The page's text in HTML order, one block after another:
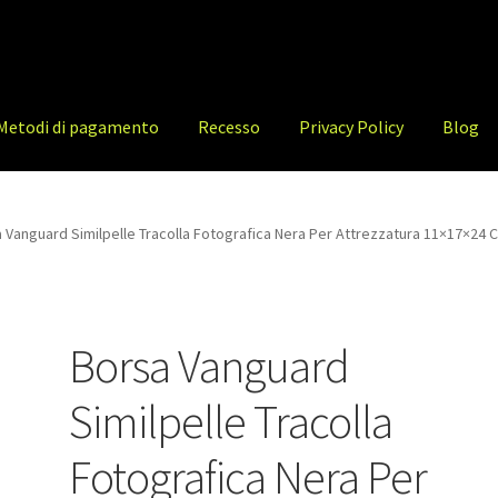
di pagamento Recesso Privacy Policy Blog
Vanguard Similpelle Tracolla Fotografica Nera Per Attrezzatura 11×17×24
Borsa Vanguard
Similpelle Tracolla
Fotografica Nera Per